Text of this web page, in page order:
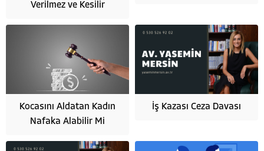
Verilmez ve Kesilir
Kocasını Aldatan Kadın
Nafaka Alabilir Mi
İş Kazası Ceza Davası